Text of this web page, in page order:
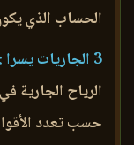
الحساب الذي
3 الجاريات يسرا :
الرياح الجارية
حسب تعدد